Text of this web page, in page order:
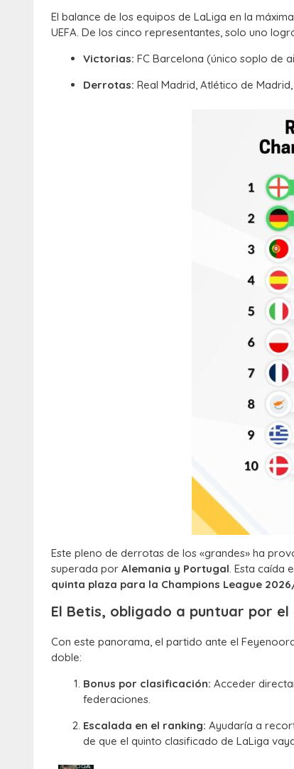
El balance de los equipos de LaLiga en la
UEFA. De los cinco representantes, solo uno
Victorias: FC Barcelona (único soplo de
Derrotas: Real Madrid, Atlético de
Este pleno de derrotas de los «grandes» ha
superada por Alemania y Portugal. Esta caída
quinta plaza para la Champions League
El Betis, obligado a puntuar por
Con este panorama, el partido ante el
doble:
Bonus por clasificación: Acceder
federaciones.
Escalada en el ranking: Ayudaría a
de que el quinto clasificado de LaLiga